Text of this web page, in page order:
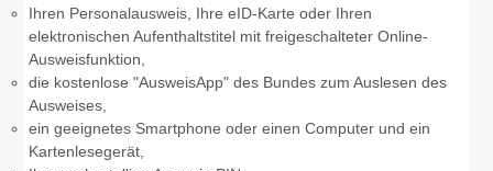
Ihren Personalausweis, Ihre eID-Karte oder Ihren
elektronischen Aufenthaltstitel mit freigeschalteter Online-
Ausweisfunktion,
die kostenlose "AusweisApp" des Bundes zum Auslesen des
Ausweises,
ein geeignetes Smartphone oder einen Computer und ein
Kartenlesegerät,